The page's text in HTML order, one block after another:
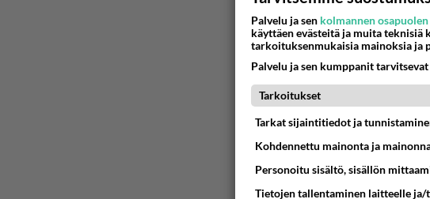
Palvelu ja sen kolmannen
käyttäen evästeitä ja muita
tarkoituksenmukaisia mainoksia ja
Palvelu ja sen kumppanit
Tarkoitukset
Tarkat sijaintitiedot ja
Kohdennettu mainonta ja
Personoitu sisältö, sisällön
Tietojen tallentaminen laitteelle